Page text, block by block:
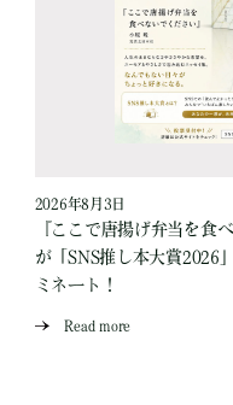
2026年8月3日
『ここで唐揚げ弁当を食
が「SNS推し本大賞2026
ミネート！
Read more